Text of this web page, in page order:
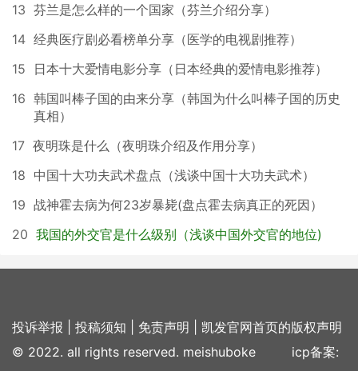
13 芬兰是怎么样的一个国家（芬兰介绍分享）
14 经典医疗剧必看榜单分享（医学的电视剧推荐）
15
日本十大爱情电影分享（日本经典的爱情电影推荐）
16 韩国叫棒子国的由来分享（韩国为什么叫棒子国的历史
真相）
17 夜明珠是什么（夜明珠介绍及作用分享）
18 中国十大功夫武术盘点（浅谈中国十大功夫武术）
19 战神霍去病为何23岁暴毙(盘点霍去病真正的死因）
20 我国的外交官是什么级别（浅谈中国外交官的地位)
投诉举报 投稿须知 免责声明
凯发官网首页的版权声明
© 2022. all rights reserved. meishuboke icp备案: